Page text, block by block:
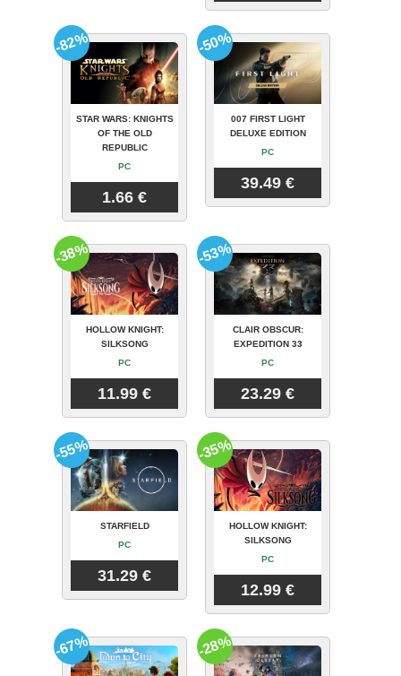
STAR WARS: KNIGHTS
OF THE OLD
REPUBLIC
PC
1.66 €
-82%
007 FIRST LIGHT
DELUXE EDITION
PC
39.49 €
-50%
HOLLOW KNIGHT:
SILKSONG
PC
11.99 €
-38%
CLAIR OBSCUR:
EXPEDITION 33
PC
23.29 €
-53%
STARFIELD
PC
31.29 €
-55%
HOLLOW KNIGHT:
SILKSONG
PC
12.99 €
-35%
-67% -28%